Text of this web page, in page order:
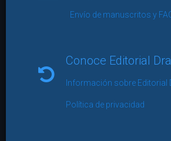
Envío de manuscritos y
Conoce Editorial
Información sobre Editorial
Política de privacidad